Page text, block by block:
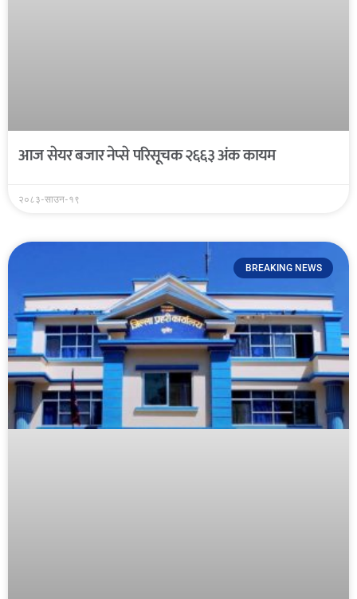
आज सेयर बजार नेप्से परिसूचक २६६३ अंक कायम
२०८३-साउन-१९
BREAKING NEWS